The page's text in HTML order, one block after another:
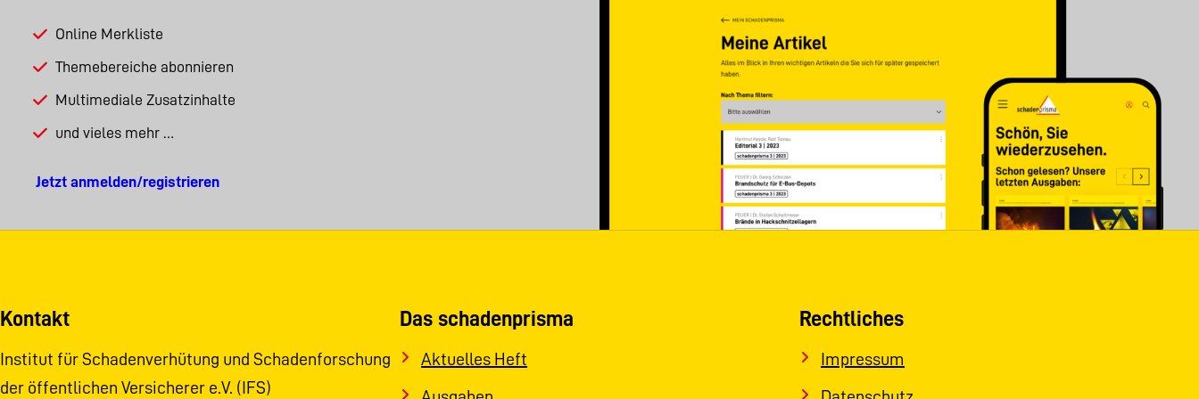
Online Merkliste
Themebereiche abonnieren
Multimediale Zusatzinhalte
und vieles mehr …
Jetzt anmelden/registrieren
Kontakt
Institut für Schadenverhütung und Schadenforschung
der öffentlichen Versicherer e.V. (IFS)
Das schadenprisma
Aktuelles Heft
Rechtliches
Impressum